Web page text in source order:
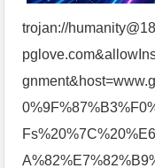
trojan://